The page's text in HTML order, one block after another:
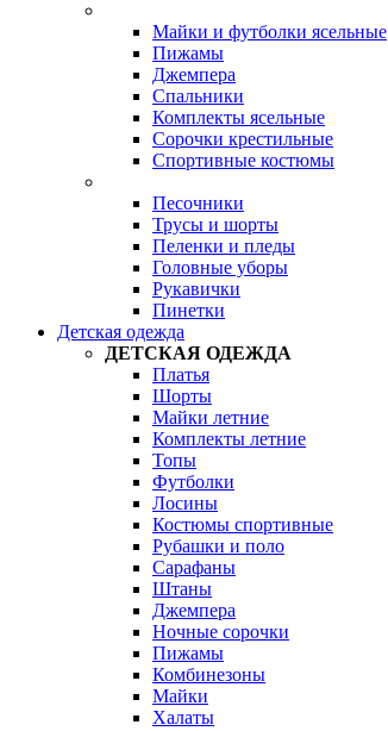
Майки и футболки ясельные
Пижамы
Джемпера
Спальники
Комплекты ясельные
Сорочки крестильные
Спортивные костюмы
Песочники
Трусы и шорты
Пеленки и пледы
Головные уборы
Рукавички
Пинетки
Детская одежда
ДЕТСКАЯ ОДЕЖДА
Платья
Шорты
Майки летние
Комплекты летние
Топы
Футболки
Лосины
Костюмы спортивные
Рубашки и поло
Сарафаны
Штаны
Джемпера
Ночные сорочки
Пижамы
Комбинезоны
Майки
Халаты